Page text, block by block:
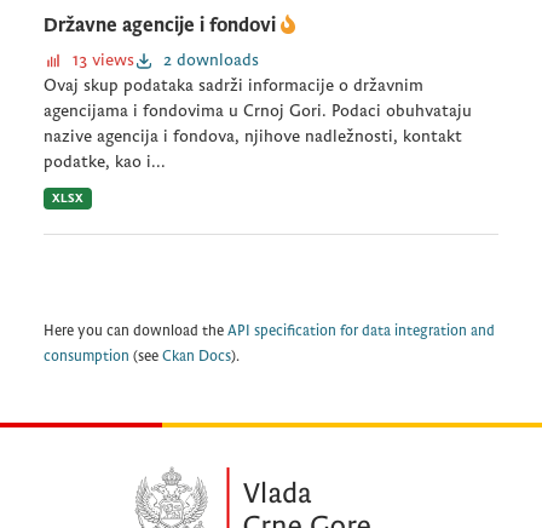
Državne agencije i fondovi
13 views
2 downloads
Ovaj skup podataka sadrži informacije o državnim
agencijama i fondovima u Crnoj Gori. Podaci obuhvataju
nazive agencija i fondova, njihove nadležnosti, kontakt
podatke, kao i...
XLSX
Here you can download the API specification for data integration and
consumption (see Ckan Docs).